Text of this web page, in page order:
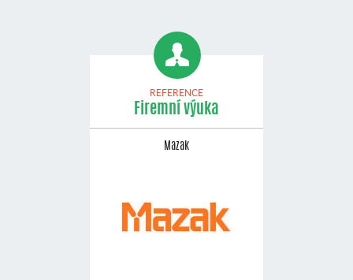
REFERENCE
Firemní výuka
Mazak